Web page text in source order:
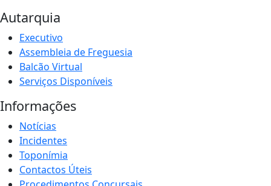
Autarquia
Executivo
Assembleia de Freguesia
Balcão Virtual
Serviços Disponíveis
Informações
Notícias
Incidentes
Toponímia
Contactos Úteis